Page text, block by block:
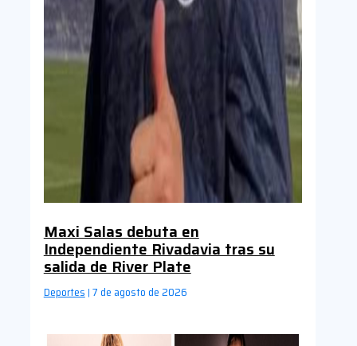
Maxi Salas debuta en
Independiente Rivadavia tras su
salida de River Plate
Deportes | 7 de agosto de 2026